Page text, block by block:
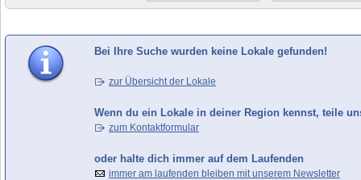
Bei Ihre Suche wurden keine Lokale gefunden!
zur Übersicht der Lokale
Wenn du ein Lokale in deiner Region kennst, teile
zum Kontaktformular
oder halte dich immer auf dem Laufenden
immer am laufenden bleiben mit unserem Newsletter